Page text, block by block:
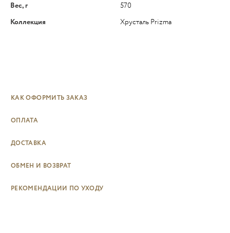
Вес, г
570
Коллекция
Хрусталь Prizma
КАК ОФОРМИТЬ ЗАКАЗ
ОПЛАТА
ДОСТАВКА
ОБМЕН И ВОЗВРАТ
РЕКОМЕНДАЦИИ ПО УХОДУ